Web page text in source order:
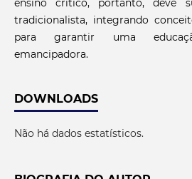
ensino crítico, portanto, deve
tradicionalista, integrando
para garantir uma
emancipadora.
DOWNLOADS
Não há dados estatísticos.